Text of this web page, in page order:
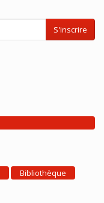
S'inscrire
Bibliothèque